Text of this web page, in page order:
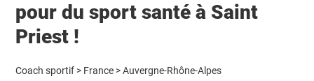
pour du sport santé à Saint
Priest !
Coach sportif > France > Auvergne-Rhône-Alpes